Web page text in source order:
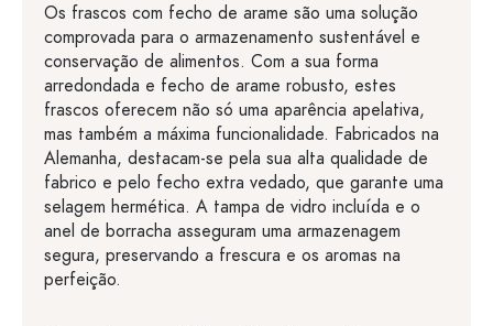
Os frascos com fecho de arame são uma solução
comprovada para o armazenamento sustentável e
conservação de alimentos. Com a sua forma
arredondada e fecho de arame robusto, estes
frascos oferecem não só uma aparência apelativa,
mas também a máxima funcionalidade. Fabricados na
Alemanha, destacam-se pela sua alta qualidade de
fabrico e pelo fecho extra vedado, que garante uma
selagem hermética. A tampa de vidro incluída e o
anel de borracha asseguram uma armazenagem
segura, preservando a frescura e os aromas na
perfeição.